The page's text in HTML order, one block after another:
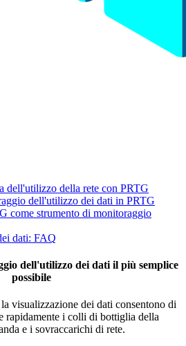
dell'utilizzo della rete con PRTG
dell'utilizzo dei dati in PRTG
come strumento di monitoraggio
dati: FAQ
dell'utilizzo dei dati il più semplice
possibile
visualizzazione dei dati consentono di
rapidamente i colli di bottiglia della
e i sovraccarichi di rete.